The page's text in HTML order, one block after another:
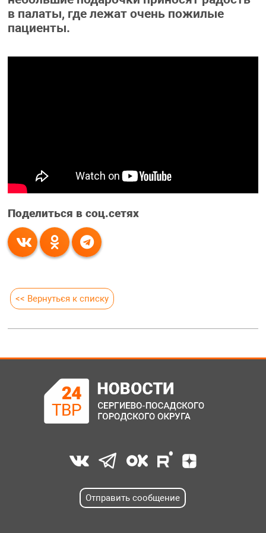
в палаты, где лежат очень пожилые
пациенты.
Поделиться в соц.сетях
<< Вернуться к списку
Отправить сообщение